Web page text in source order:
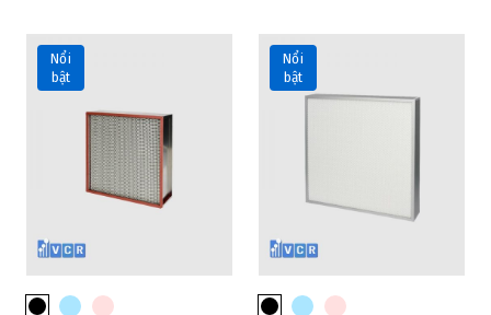
Nổi
bật
Nổi
bật